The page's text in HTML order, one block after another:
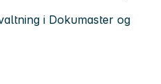
i Dokumaster og